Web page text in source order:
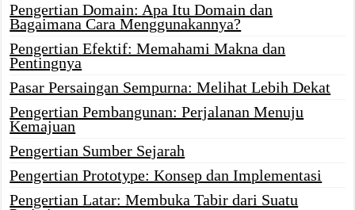
Pengertian Domain: Apa Itu Domain dan
Bagaimana Cara Menggunakannya?
Pengertian Efektif: Memahami Makna dan
Pentingnya
Pasar Persaingan Sempurna: Melihat Lebih Dekat
Pengertian Pembangunan: Perjalanan Menuju
Kemajuan
Pengertian Sumber Sejarah
Pengertian Prototype: Konsep dan Implementasi
Pengertian Latar: Membuka Tabir dari Suatu